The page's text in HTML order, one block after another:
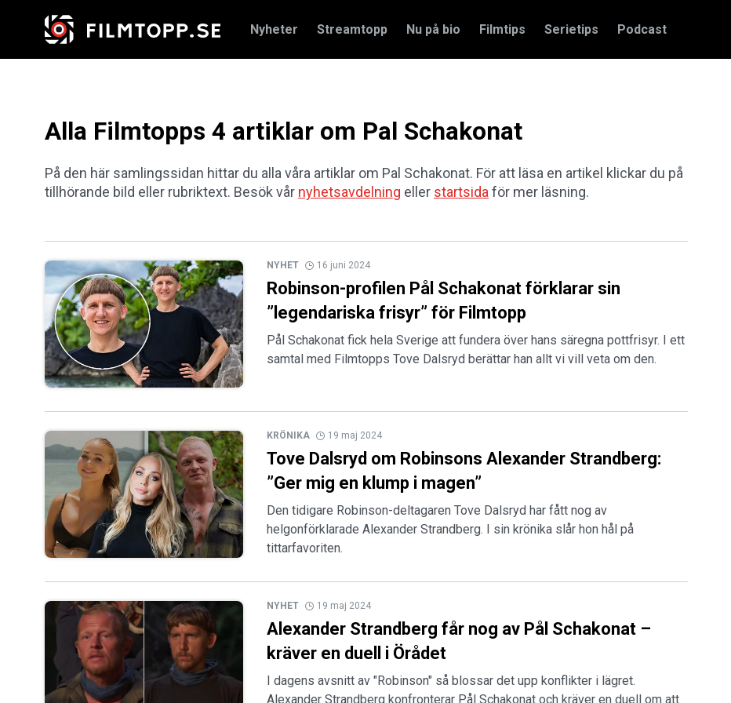
Nyheter Streamtopp Nu på bio Filmtips Serietips Podcast
Alla Filmtopps 4 artiklar om Pal Schakonat
På den här samlingssidan hittar du alla våra artiklar om Pal Schakonat. För att läsa en artikel klickar du på
tillhörande bild eller rubriktext. Besök vår nyhetsavdelning eller startsida för mer läsning.
NYHET 16 juni 2024
Robinson-profilen Pål Schakonat förklarar sin
”legendariska frisyr” för Filmtopp
Pål Schakonat fick hela Sverige att fundera över hans säregna pottfrisyr. I ett
samtal med Filmtopps Tove Dalsryd berättar han allt vi vill veta om den.
KRÖNIKA 19 maj 2024
Tove Dalsryd om Robinsons Alexander Strandberg:
”Ger mig en klump i magen”
Den tidigare Robinson-deltagaren Tove Dalsryd har fått nog av
helgonförklarade Alexander Strandberg. I sin krönika slår hon hål på
tittarfavoriten.
NYHET 19 maj 2024
Alexander Strandberg får nog av Pål Schakonat –
kräver en duell i Örådet
I dagens avsnitt av "Robinson" så blossar det upp konflikter i lägret.
Alexander Strandberg konfronterar Pål Schakonat och kräver en duell om att